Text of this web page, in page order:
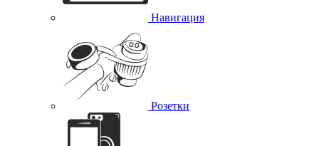
Навигация
Розетки